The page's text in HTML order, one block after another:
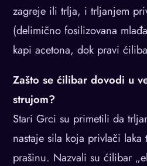
zagreje ili trlja, i trljanjem
(delimično fosilizovana
kapi acetona, dok pravi
Zašto se ćilibar dovodi u
strujom?
Stari Grci su primetili da
nastaje sila koja privlači
prašinu. Nazvali su ćilibar